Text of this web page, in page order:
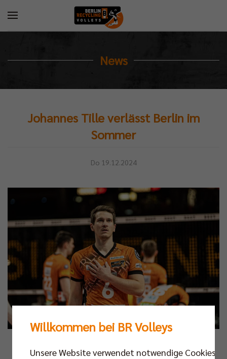
News
Johannes Tille verlässt Berlin im
Sommer
Do 19.12.2024
Willkommen bei BR Volleys
Unsere Website verwendet notwendige Cookies,